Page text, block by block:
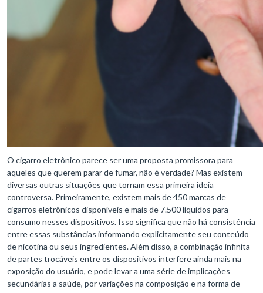
O cigarro eletrônico parece ser uma proposta promissora para
aqueles que querem parar de fumar, não é verdade? Mas existem
diversas outras situações que tornam essa primeira ideia
controversa. Primeiramente, existem mais de 450 marcas de
cigarros eletrônicos disponíveis e mais de 7.500 líquidos para
consumo nesses dispositivos. Isso significa que não há consistência
entre essas substâncias informando explicitamente seu conteúdo
de nicotina ou seus ingredientes. Além disso, a combinação infinita
de partes trocáveis entre os dispositivos interfere ainda mais na
exposição do usuário, e pode levar a uma série de implicações
secundárias a saúde, por variações na composição e na forma de